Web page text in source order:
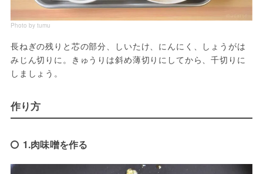
Photo by tumu
長ねぎの残りと芯の部分、しいたけ、にんにく、しょうがは
みじん切りに。きゅうりは斜め薄切りにしてから、千切りに
しましょう。
作り方
1.肉味噌を作る